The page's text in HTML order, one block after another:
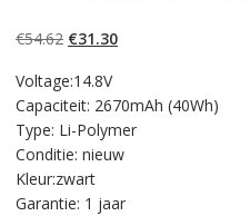
gebaseerd op
klantbeoordelinge
€54.62 Oorspronkelijke
was:
€54.62.
€31.30Huidige
€31.30.
Voltage:14.8V
Capaciteit: 2670mAh (40Wh)
Type: Li-Polymer
Conditie: nieuw
Kleur:zwart
Garantie: 1 jaar